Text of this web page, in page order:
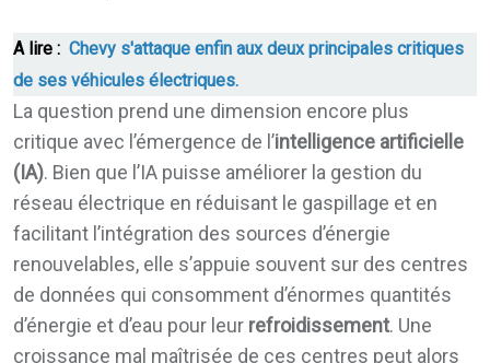
A lire : Chevy s'attaque enfin aux deux principales critiques
de ses véhicules électriques.
La question prend une dimension encore plus
critique avec l’émergence de l’intelligence artificielle
(IA). Bien que l’IA puisse améliorer la gestion du
réseau électrique en réduisant le gaspillage et en
facilitant l’intégration des sources d’énergie
renouvelables, elle s’appuie souvent sur des centres
de données qui consomment d’énormes quantités
d’énergie et d’eau pour leur refroidissement. Une
croissance mal maîtrisée de ces centres peut alors